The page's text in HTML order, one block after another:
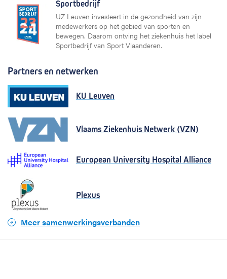
Sportbedrijf
UZ Leuven investeert in de gezondheid van zijn
medewerkers op het gebied van sporten en
bewegen. Daarom ontving het ziekenhuis het label
Sportbedrijf van Sport Vlaanderen.
Partners en netwerken
KU Leuven
Vlaams Ziekenhuis Netwerk (VZN)
European University Hospital Alliance
Plexus
Meer samenwerkingsverbanden